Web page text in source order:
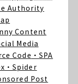
Authority
Content
Media
Code ・SPA
・Spider
Post